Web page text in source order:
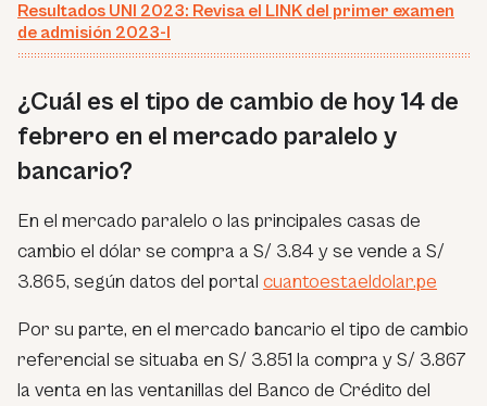
Resultados UNI 2023: Revisa el LINK del primer examen
de admisión 2023-I
¿Cuál es el tipo de cambio de hoy 14 de
febrero en el mercado paralelo y
bancario?
En el mercado paralelo o las principales casas de
cambio el dólar se compra a S/ 3.84 y se vende a S/
3.865, según datos del portal cuantoestaeldolar.pe
Por su parte, en el mercado bancario el tipo de cambio
referencial se situaba en S/ 3.851 la compra y S/ 3.867
la venta en las ventanillas del Banco de Crédito del